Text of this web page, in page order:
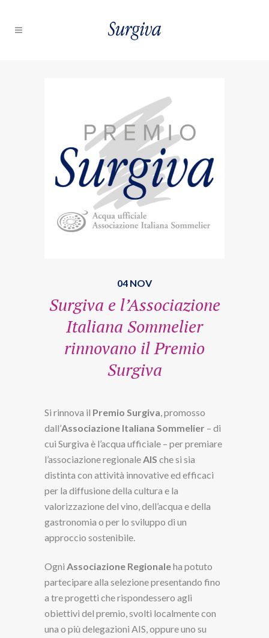
04 NOV
Surgiva e l’Associazione
Italiana Sommelier
rinnovano il Premio
Surgiva
Si rinnova il Premio Surgiva, promosso
dall’Associazione Italiana Sommelier – di
cui Surgiva è l’acqua ufficiale – per premiare
l’associazione regionaleAIS che si sia
distinta con attività innovative ed efficaci
per la diffusione della cultura e la
valorizzazione del vino, dell’acqua e della
gastronomia o per lo sviluppo di un
approccio sostenibile.
Ogni Associazione Regionaleha potuto
partecipare alla selezione presentando fino
a tre progetti che rispondessero agli
obiettivi del premio, svolti localmente con
una o più delegazioni AIS, oppure uno su